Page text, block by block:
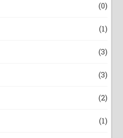
(0)
(1)
(3)
(3)
(2)
(1)